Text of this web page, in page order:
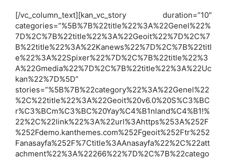
[/vc_column_text][kan_vc_story duration=”10″
categories=”%5B%7B%22title%22%3A%22Genel%22%
7D%2C%7B%22title%22%3A%22Geoit%22%7D%2C%7
B%22title%22%3A%22Kanews%22%7D%2C%7B%22titl
e%22%3A%22Spixer%22%7D%2C%7B%22title%22%3
A%22Gmedia%22%7D%2C%7B%22title%22%3A%22Uc
kan%22%7D%5D”
stories=”%5B%7B%22category%22%3A%22Genel%22
%2C%22title%22%3A%22Geoit%20v6.0%20S%C3%BC
r%C3%BCm%C3%BC%20Yay%C4%B1nland%C4%B1!%
22%2C%22link%22%3A%22url%3Ahttps%253A%252F
%252Fdemo.kanthemes.com%252Fgeoit%252Ftr%252
Fanasayfa%252F%7Ctitle%3AAnasayfa%22%2C%22att
achment%22%3A%22266%22%7D%2C%7B%22catego